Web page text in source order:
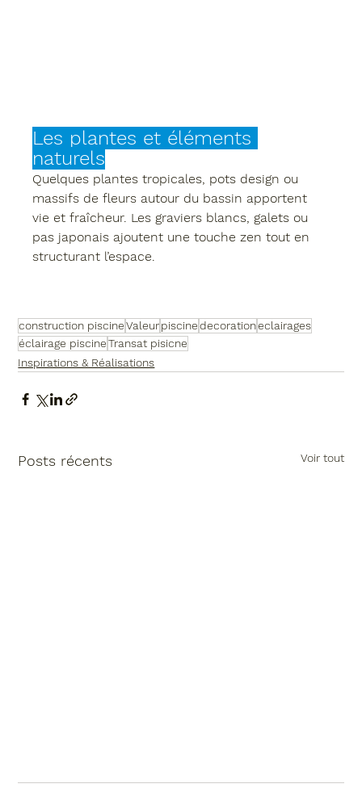
Les plantes et éléments
naturels
Quelques plantes tropicales, pots design ou
massifs de fleurs autour du bassin apportent
vie et fraîcheur. Les graviers blancs, galets ou
pas japonais ajoutent une touche zen tout en
structurant l’espace.
construction piscine Valeurpiscine decorationeclairages
éclairage piscine Transat pisicne
Inspirations & Réalisations
Posts récents Voir tout